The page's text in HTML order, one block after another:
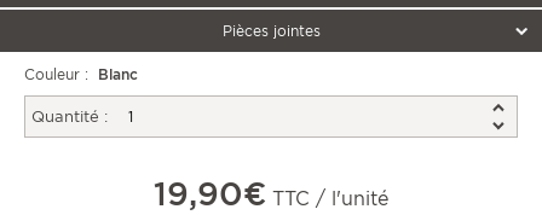
Pièces jointes
Couleur : Blanc
Quantité :
19,90€ TTC / l'unité